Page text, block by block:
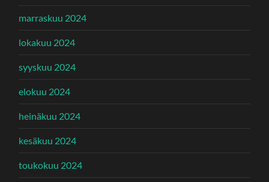
marraskuu 2024
lokakuu 2024
syyskuu 2024
elokuu 2024
heinäkuu 2024
kesäkuu 2024
toukokuu 2024